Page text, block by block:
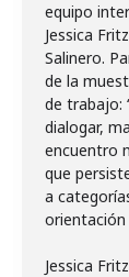
equipo
Jessica
Salinero.
de la
de trabajo:
dialogar,
encuentro
que
a
orientación
Jessica